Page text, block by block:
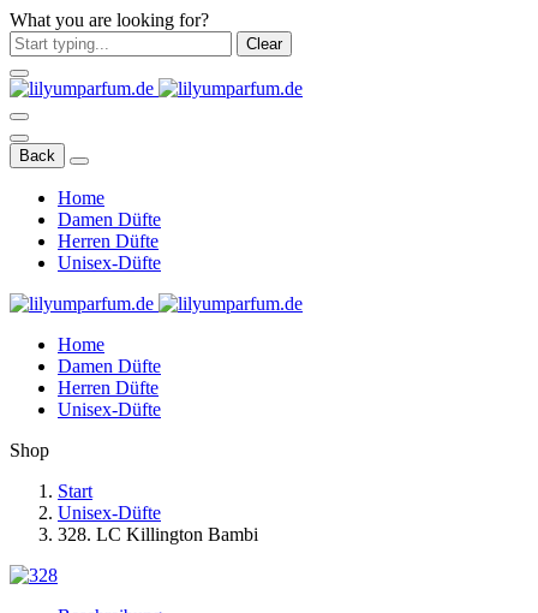
What you are looking for?
Clear
Back
Home
Damen Düfte
Herren Düfte
Unisex-Düfte
Home
Damen Düfte
Herren Düfte
Unisex-Düfte
Shop
Start
Unisex-Düfte
328. LC Killington Bambi